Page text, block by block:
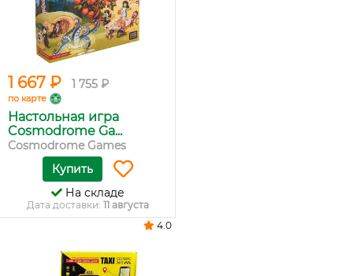
1 667 ₽ 1 755 ₽
по карте
Настольная игра
Cosmodrome Ga...
Cosmodrome Games
Купить
На складе
Дата доставки: 11 августа
4.0